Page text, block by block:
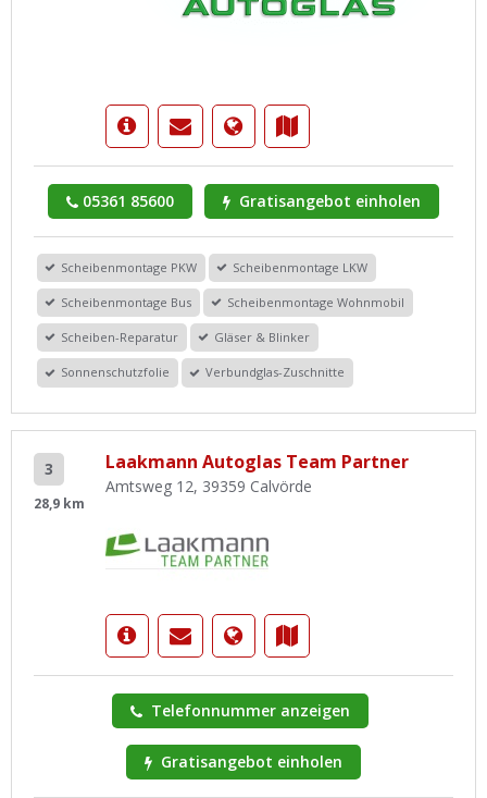
05361 85600 Gratisangebot einholen
Scheibenmontage PKW Scheibenmontage LKW
Scheibenmontage Bus Scheibenmontage Wohnmobil
Scheiben-Reparatur Gläser & Blinker
Sonnenschutzfolie Verbundglas-Zuschnitte
3
28,9 km
Laakmann Autoglas Team Partner
Amtsweg 12, 39359 Calvörde
Telefonnummer anzeigen
Gratisangebot einholen